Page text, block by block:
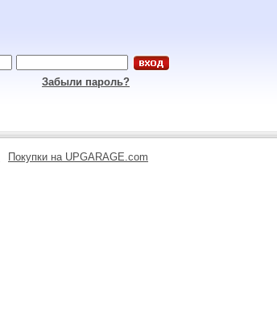
Забыли пароль?
Покупки на UPGARAGE.com